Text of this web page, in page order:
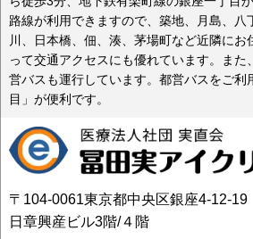
路線が利用できますので、築地、月島、八
川、日本橋、佃、湊、茅場町など近隣にお
って交通アクセスにも優れています。また
営バスも運行しています。都営バスをご利
目」が便利です。
〒104-0061東京都中央区銀座4-12-
日章興産ビル3階/４階